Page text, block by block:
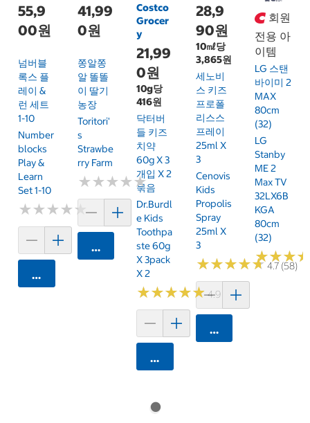
55,9
00원
넘버블
록스 플
레이 &
런 세트
1-10
Number
Blocks
Play &
Learn
Set 1-10
★★★★★
★★★★★
카트에 담기
41,99
0원
쫑알쫑
알 똘똘
이 딸기
농장
Toritori'
S
Strawbe
Rry Farm
★★★★★
★★★★★
카트에 담기
Costco
Grocer
y
21,99
0원
10g당
416원
닥터버
들 키즈
치약
60g X 3
개입 X 2
묶음
Dr.Burdl
E Kids
Toothpa
Ste 60g
X 3pack
X 2
★★★★★
★★★★★4.9 (22)
카트에 담기
28,9
90원
10㎖당
3,865원
세노비
스 키즈
프로폴
리스스
프레이
25ml X
3
Cenovis
Kids
Propolis
Spray
25ml X
3
★★★★★
★★★★★4.7 (58)
카트에 담기
회원
전용 아
이템
LG 스탠
바이미 2
MAX
80cm
(32)
LG
Stanby
ME 2
Max TV
32LX6B
KGA
80cm
(32)
★★★
★★★